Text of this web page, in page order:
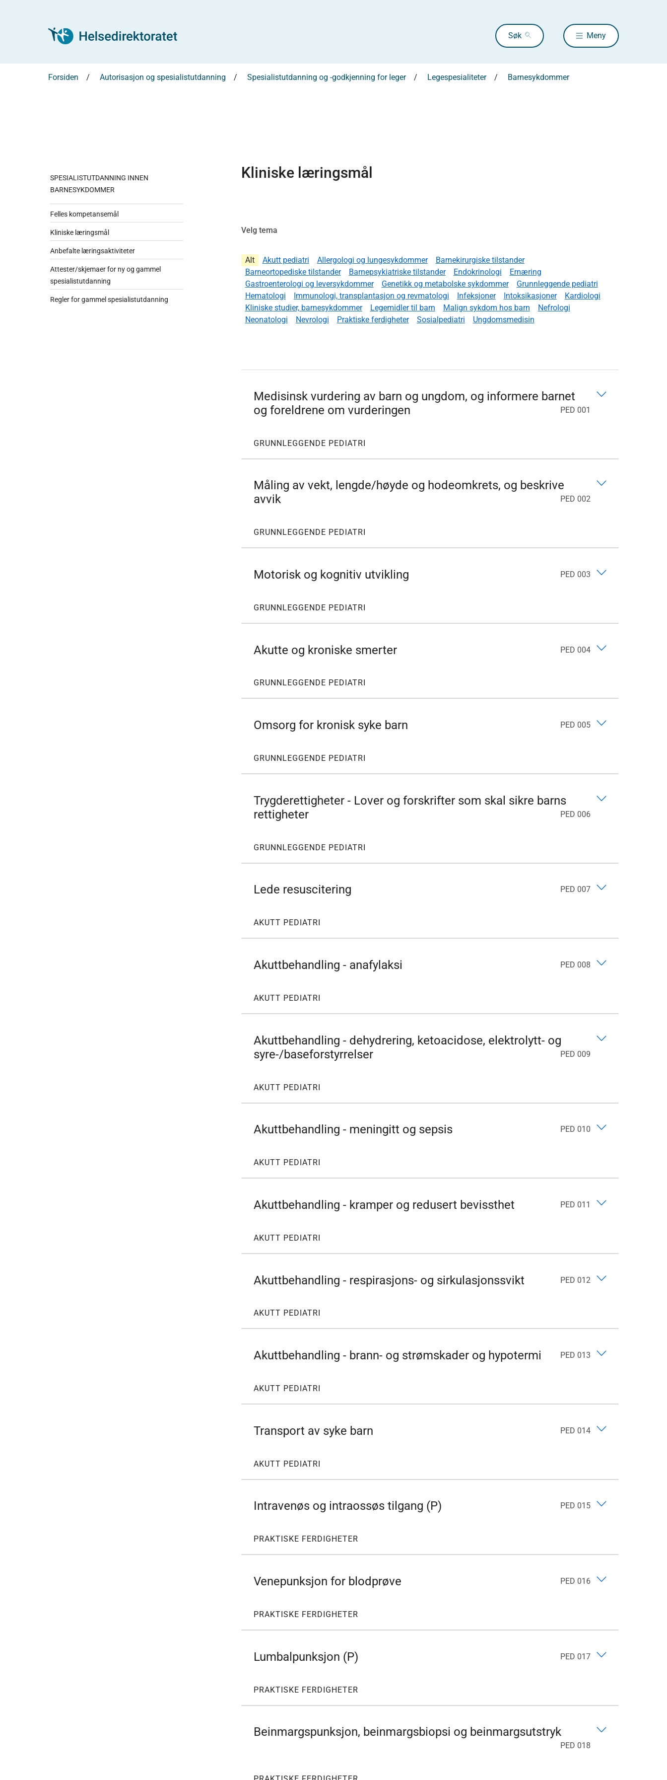
Søk Meny
Forsiden Autorisasjon og spesialistutdanning Spesialistutdanning og -godkjenning for leger Legespesialiteter Barnesykdommer
SPESIALISTUTDANNING INNEN
BARNESYKDOMMER
Felles kompetansemål
Kliniske læringsmål
Anbefalte læringsaktiviteter
Attester/skjemaer for ny og gammel
spesialistutdanning
Regler for gammel spesialistutdanning
Kliniske læringsmål
Velg tema
Alt Akutt pediatri Allergologi og lungesykdommer
Barnekirurgiske tilstander
Barneortopediske tilstander
Barnepsykiatriske tilstander Endokrinologi
Ernæring
Gastroenterologi og leversykdommer
Genetikk og metabolske sykdommer
Grunnleggende pediatri
Hematologi
Immunologi, transplantasjon og revmatologi Infeksjoner Intoksikasjoner
Kardiologi
Kliniske studier, barnesykdommer
Legemidler til barn Malign sykdom hos barn
Nefrologi
Neonatologi
Nevrologi Praktiske ferdigheter Sosialpediatri Ungdomsmedisin
Medisinsk vurdering av barn og ungdom, og informere barnet
og foreldrene om vurderingen
PED 001
GRUNNLEGGENDE PEDIATRI
Måling av vekt, lengde/høyde og hodeomkrets, og beskrive
avvik
PED 002
GRUNNLEGGENDE PEDIATRI
Motorisk og kognitiv utvikling PED 003
GRUNNLEGGENDE PEDIATRI
Akutte og kroniske smerter PED 004
GRUNNLEGGENDE PEDIATRI
Omsorg for kronisk syke barn PED 005
GRUNNLEGGENDE PEDIATRI
Trygderettigheter - Lover og forskrifter som skal sikre barns
rettigheter
PED 006
GRUNNLEGGENDE PEDIATRI
Lede resuscitering PED 007
AKUTT PEDIATRI
Akuttbehandling - anafylaksi PED 008
AKUTT PEDIATRI
Akuttbehandling - dehydrering, ketoacidose, elektrolytt- og
syre-/baseforstyrrelser
PED 009
AKUTT PEDIATRI
Akuttbehandling - meningitt og sepsis PED 010
AKUTT PEDIATRI
Akuttbehandling - kramper og redusert bevissthet PED 011
AKUTT PEDIATRI
Akuttbehandling - respirasjons- og sirkulasjonssvikt PED 012
AKUTT PEDIATRI
Akuttbehandling - brann- og strømskader og hypotermi PED 013
AKUTT PEDIATRI
Transport av syke barn PED 014
AKUTT PEDIATRI
Intravenøs og intraossøs tilgang (P) PED 015
PRAKTISKE FERDIGHETER
Venepunksjon for blodprøve PED 016
PRAKTISKE FERDIGHETER
Lumbalpunksjon (P) PED 017
PRAKTISKE FERDIGHETER
Beinmargspunksjon, beinmargsbiopsi og beinmargsutstryk
PED 018